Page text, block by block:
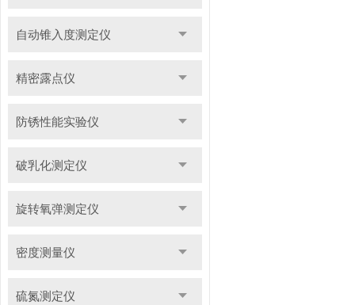
自动锥入度测定仪
精密露点仪
防锈性能实验仪
破乳化测定仪
旋转氧弹测定仪
密度测量仪
硫氮测定仪